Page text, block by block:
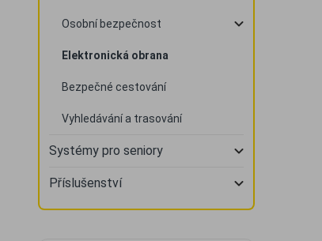
Osobní bezpečnost
Elektronická obrana
Bezpečné cestování
Vyhledávání a trasování
Systémy pro seniory
Příslušenství